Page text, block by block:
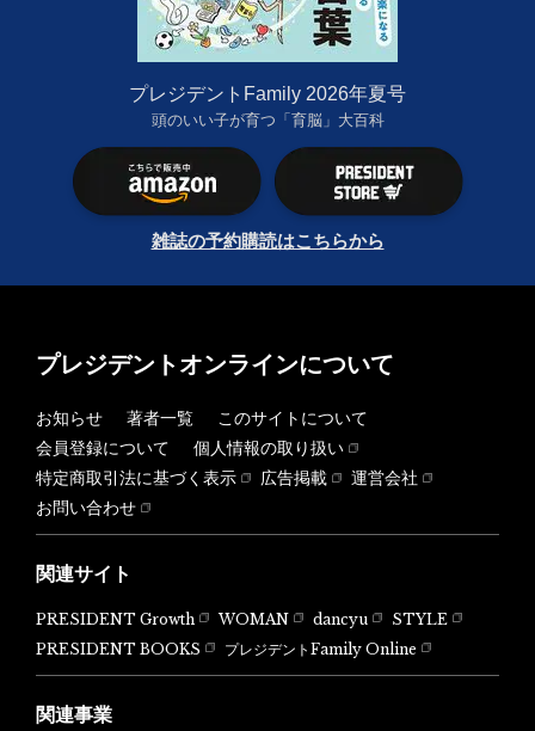
プレジデントFamily 2026年夏号
頭のいい子が育つ「育脳」大百科
雑誌の予約購読はこちらから
プレジデントオンラインについて
お知らせ 著者一覧
このサイトについて
会員登録について
個人情報の取り扱い
特定商取引法に基づく表示
広告掲載
運営会社
お問い合わせ
関連サイト
PRESIDENT Growth WOMAN dancyu
STYLE
PRESIDENT BOOKS
プレジデントFamily Online
関連事業